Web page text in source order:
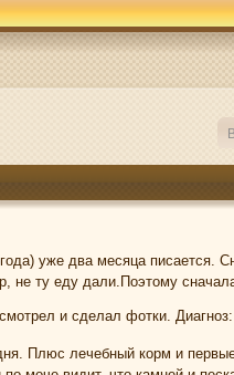
уже два месяца писается.
ту еду дали.Поэтому
и сделал фотки.
Плюс лечебный корм и